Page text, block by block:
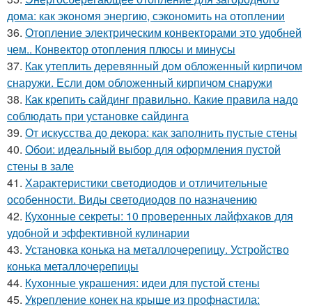
дома: как экономя энергию, сэкономить на отоплении
36. Отопление электрическим конвекторами это удобней
чем.. Конвектор отопления плюсы и минусы
37. Как утеплить деревянный дом обложенный кирпичом
снаружи. Если дом обложенный кирпичом снаружи
38. Как крепить сайдинг правильно. Какие правила надо
соблюдать при установке сайдинга
39. От искусства до декора: как заполнить пустые стены
40. Обои: идеальный выбор для оформления пустой
стены в зале
41. Характеристики светодиодов и отличительные
особенности. Виды светодиодов по назначению
42. Кухонные секреты: 10 проверенных лайфхаков для
удобной и эффективной кулинарии
43. Установка конька на металлочерепицу. Устройство
конька металлочерепицы
44. Кухонные украшения: идеи для пустой стены
45. Укрепление конек на крыше из профнастила: